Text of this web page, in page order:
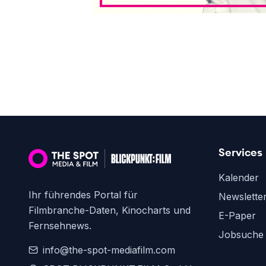
Ihr führendes Portal für
Filmbranche-Daten, Kinocharts und
Fernsehnews.
info@the-spot-mediafilm.com
Services
Kalender
E-Paper
Jobsuche